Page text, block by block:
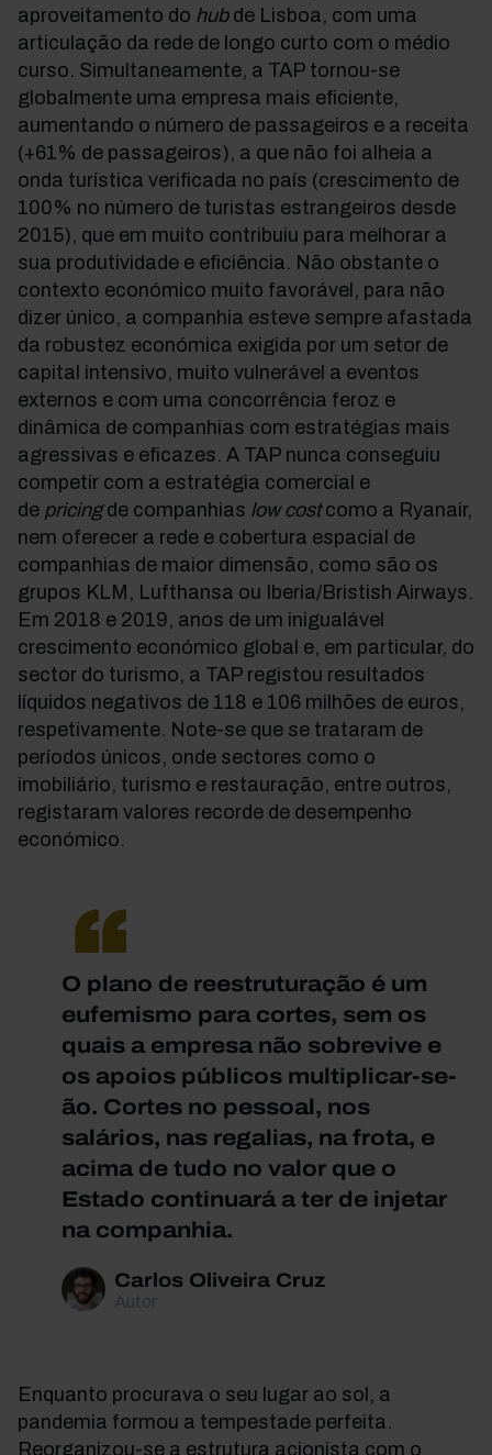
aproveitamento do hubde Lisboa, com uma
articulação da rede de longo curto com o médio
curso. Simultaneamente, a TAP tornou-se
globalmente uma empresa mais eficiente,
aumentando o número de passageiros e a receita
(+61% de passageiros), a que não foi alheia a
onda turística verificada no país (crescimento de
100% no número de turistas estrangeiros desde
2015), que em muito contribuiu para melhorar a
sua produtividade e eficiência. Não obstante o
contexto económico muito favorável, para não
dizer único, a companhia esteve sempre afastada
da robustez económica exigida por um setor de
capital intensivo, muito vulnerável a eventos
externos e com uma concorrência feroz e
dinâmica de companhias com estratégias mais
agressivas e eficazes. A TAP nunca conseguiu
competir com a estratégia comercial e
de pricingde companhias low costcomo a Ryanair,
nem oferecer a rede e cobertura espacial de
companhias de maior dimensão, como são os
grupos KLM, Lufthansa ou Iberia/Bristish Airways.
Em 2018 e 2019, anos de um inigualável
crescimento económico global e, em particular, do
sector do turismo, a TAP registou resultados
líquidos negativos de 118 e 106 milhões de euros,
respetivamente. Note-se que se trataram de
períodos únicos, onde sectores como o
imobiliário, turismo e restauração, entre outros,
registaram valores recorde de desempenho
económico.
O plano de reestruturação é um
eufemismo para cortes, sem os
quais a empresa não sobrevive e
os apoios públicos multiplicar-se-
ão. Cortes no pessoal, nos
salários, nas regalias, na frota, e
acima de tudo no valor que o
Estado continuará a ter de injetar
na companhia.
Carlos Oliveira Cruz
Autor
Enquanto procurava o seu lugar ao sol, a
pandemia formou a tempestade perfeita.
Reorganizou-se a estrutura acionista com o